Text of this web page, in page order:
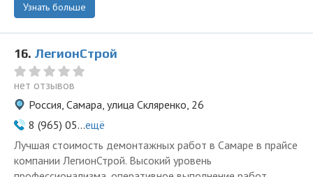
Узнать больше
16. ЛегионСтрой
нет отзывов
Россия, Самара, улица Скляренко, 26
8 (965) 05...ещё
Лучшая стоимость демонтажных работ в Самаре в прайсе
компании ЛегионСтрой. Высокий уровень